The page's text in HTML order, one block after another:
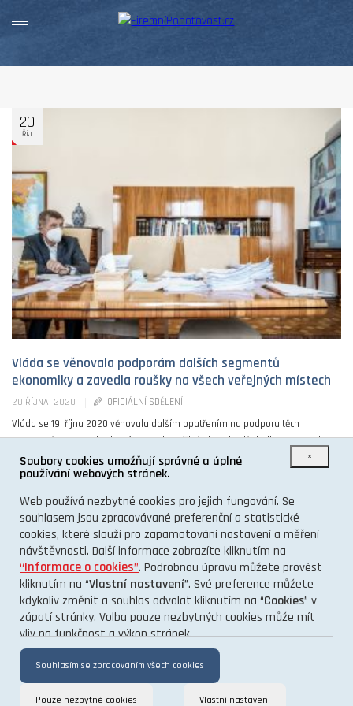
20
ŘÍJ
Vláda se věnovala podporám dalších segmentů
ekonomiky a zavedla roušky na všech veřejných místech
20 ŘÍJNA, 2020
OFICIÁLNÍ SDĚLENÍ
Vláda se 19. října 2020 věnovala dalším opatřením na podporu těch
segmentů ekonomiky, které se ocitly v tíživé situaci v důsledku pandemie
koronaviru, státním rozpočtem ...
0
O PROJEKTU
KONTAKT
×
Soubory cookies umožňují správné a úplné
používání webových stránek.
Web používá nezbytné cookies pro jejich fungování. Se
souhlasem jsou zpracovávané preferenční a statistické
cookies, které slouží pro zapamatování nastavení a měření
návštěvnosti. Další informace zobrazíte kliknutím na
“Informace o cookies”. Podrobnou úpravu můžete provést
kliknutím na “Vlastní nastavení”. Své preference můžete
kdykoliv změnit a souhlas odvolat kliknutím na “Cookies” v
zápatí stránky. Volba pouze nezbytných cookies může mít
vliv na funkčnost a výkon stránek.
Souhlasím se zpracováním všech cookies
Pouze nezbytné cookies Vlastní nastavení